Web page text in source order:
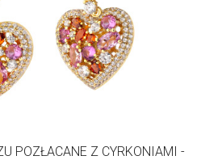
POZŁACANE Z CYRKONIAMI -